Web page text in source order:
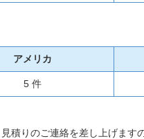
アメリカ
5 件
積りのご連絡を差し上げます